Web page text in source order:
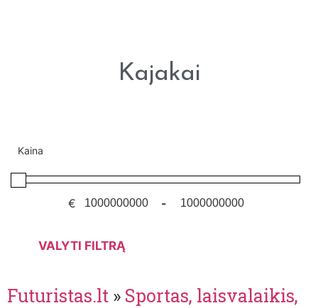
Kajakai
Kaina
€ -
VALYTI FILTRĄ
Futuristas.lt » Sportas, laisvalaikis,